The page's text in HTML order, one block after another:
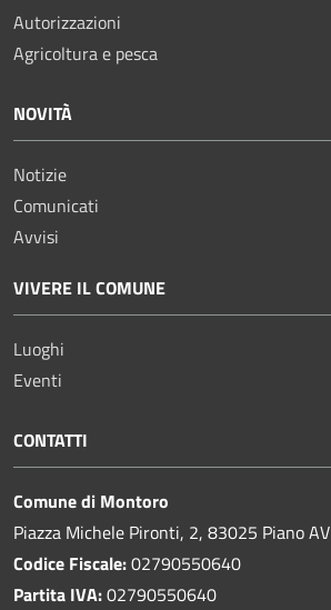
Autorizzazioni
Agricoltura e pesca
NOVITÀ
Notizie
Comunicati
Avvisi
VIVERE IL COMUNE
Luoghi
Eventi
CONTATTI
Comune di Montoro
Piazza Michele Pironti, 2, 83025 Piano AV
Codice Fiscale:02790550640
Partita IVA:02790550640